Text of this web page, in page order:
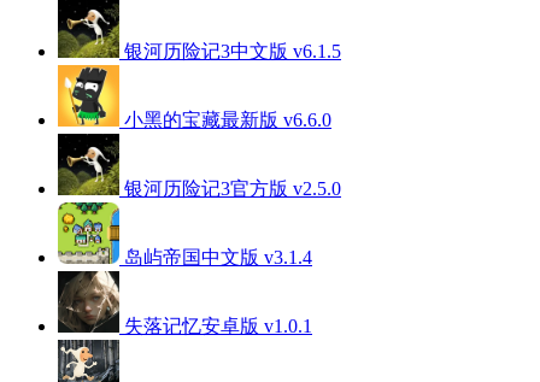
银河历险记3中文版 v6.1.5
小黑的宝藏最新版 v6.6.0
银河历险记3官方版 v2.5.0
岛屿帝国中文版 v3.1.4
失落记忆安卓版 v1.0.1